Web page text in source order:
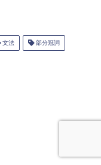
文法 部分冠詞